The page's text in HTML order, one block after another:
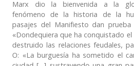
Marx dio la bienvenida a la
fenómeno de la historia de la
pasajes del Manifiesto dan
«Dondequiera que ha conquistado
destruido las relaciones feudales,
O: «La burguesía ha sometido el